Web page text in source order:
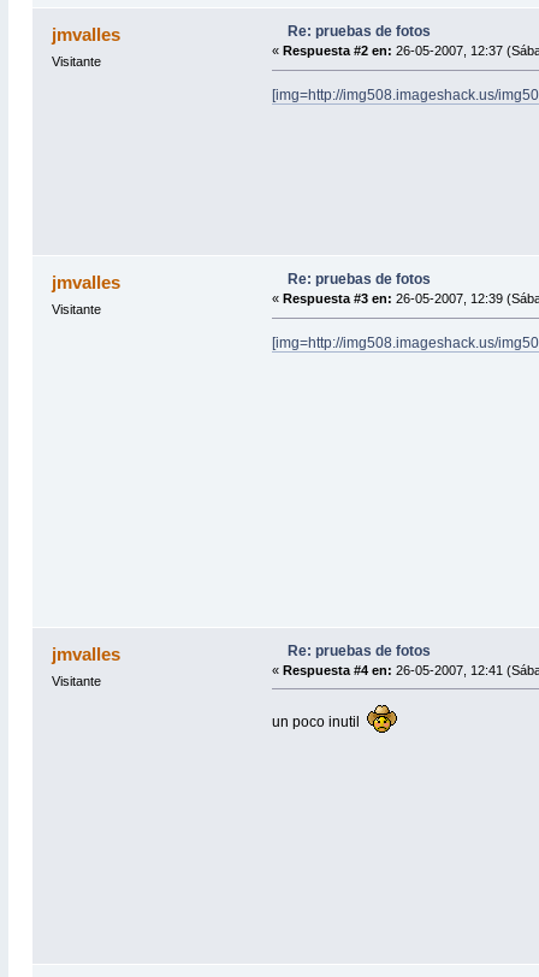
jmvalles
Visitante
Re: pruebas de fotos
« Respuesta #2 en: 26-05-2007, 12:37
[img=http://img508.imageshack.us/
jmvalles
Visitante
Re: pruebas de fotos
« Respuesta #3 en: 26-05-2007, 12:39
[img=http://img508.imageshack.us/
jmvalles
Visitante
Re: pruebas de fotos
«Respuesta #4 en: 26-05-2007, 12:41
un poco inutil